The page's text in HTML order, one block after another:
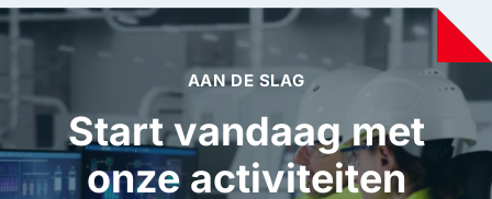
AAN DE SLAG
Start vandaag met
onze activiteiten